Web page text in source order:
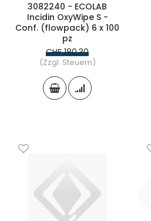
3082240 - ECOLAB
Incidin OxyWipe S -
Conf. (flowpack) 6 x 100
pz
CHF 180.30
(Zzgl. Steuern)